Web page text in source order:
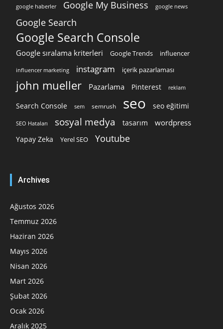
google haberler Google My Business google news
Google Search
Google Search Console
Google sıralama kriterleri Google Trends influencer
influencer marketing instagram içerik pazarlaması
john mueller Pazarlama Pinterest reklam
Search Console sem semrush seo seo eğitimi
SEO Hataları sosyal medya tasarım wordpress
Yapay Zeka Yerel SEO Youtube
Archives
Ağustos 2026
Temmuz 2026
Haziran 2026
Mayıs 2026
Nisan 2026
Mart 2026
Şubat 2026
Ocak 2026
Aralık 2025